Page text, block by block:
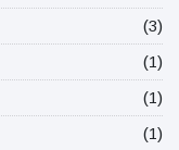
(3)
(1)
(1)
(1)